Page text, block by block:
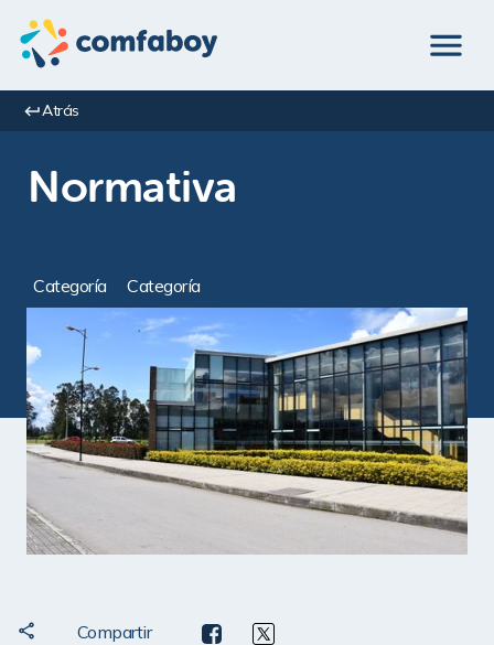
Atrás
Normativa
Categoría Categoría
Compartir